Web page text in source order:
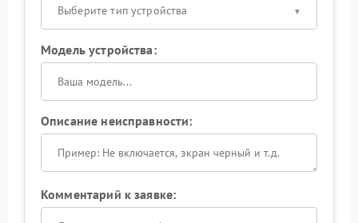
Выберите тип устройства
Модель устройства:
Описание неисправности:
Комментарий к заявке: